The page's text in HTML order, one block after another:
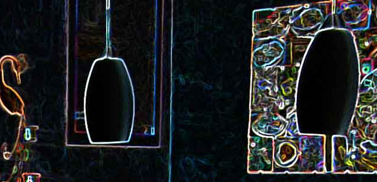
Cake au saucisson sec et aux Cookie géant aux pépites de
chocolat et au miel